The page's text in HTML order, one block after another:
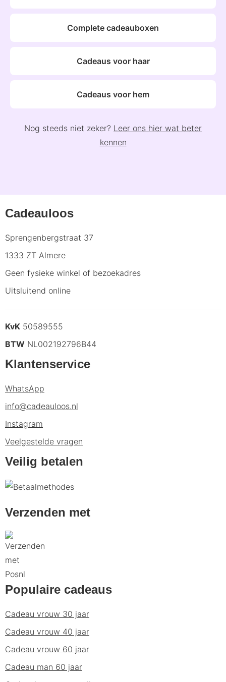
Complete cadeauboxen
Cadeaus voor haar
Cadeaus voor hem
Nog steeds niet zeker? Leer ons hier wat beter
kennen
Cadeauloos
Sprengenbergstraat 37
1333 ZT Almere
Geen fysieke winkel of bezoekadres
Uitsluitend online
KvK 50589555
BTW NL002192796B44
Klantenservice
WhatsApp
info@cadeauloos.nl
Instagram
Veelgestelde vragen
Veilig betalen
Verzenden met
Populaire cadeaus
Cadeau vrouw 30 jaar
Cadeau vrouw 40 jaar
Cadeau vrouw 60 jaar
Cadeau man 60 jaar